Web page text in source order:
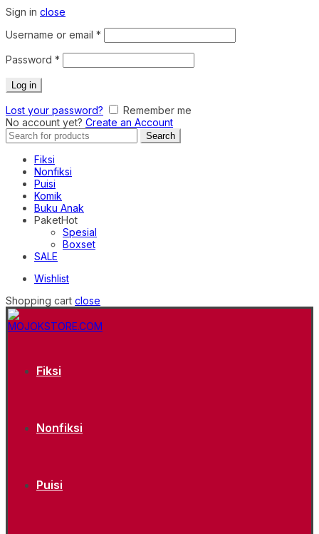
Sign in close
Username or email *
Password *
Log in
Lost your password?
Remember me
No account yet? Create an Account
Search
for:
Search
Fiksi
Nonfiksi
Puisi
Komik
Buku Anak
PaketHot
Spesial
Boxset
SALE
Wishlist
Shopping cart close
Fiksi
Nonfiksi
Puisi